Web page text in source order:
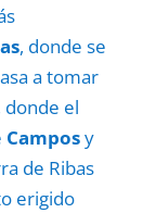
, donde se
a tomar
donde el
Camposy
de Ribas
erigido